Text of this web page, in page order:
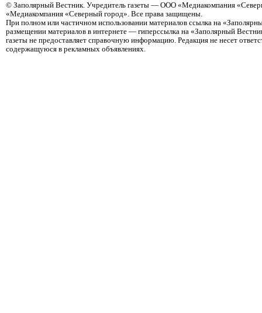
© Заполярный Вестник. Учредитель газеты — ООО «Медиакомпания
«Медиакомпания «Северный город». Все права защищены.
При полном или частичном использовании материалов ссылка на
размещении материалов в интернете — гиперссылка на «Заполярный
газеты не предоставляет справочную информацию. Редакция не несет
содержащуюся в рекламных объявлениях.